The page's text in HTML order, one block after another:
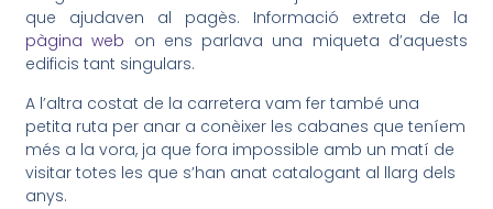
que ajudaven al pagès. Informació extreta de la
pàgina web on ens parlava una miqueta d’aquests
edificis tant singulars.
A l’altra costat de la carretera vam fer també una
petita ruta per anar a conèixer les cabanes que teníem
més a la vora, ja que fora impossible amb un matí de
visitar totes les que s’han anat catalogant al llarg dels
anys.